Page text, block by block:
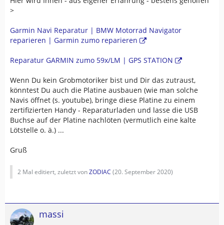
>
Garmin Navi Reparatur | BMW Motorrad Navigator
reparieren | Garmin zumo reparieren
Reparatur GARMIN zumo 59x/LM | GPS STATION
Wenn Du kein Grobmotoriker bist und Dir das zutraust,
könntest Du auch die Platine ausbauen (wie man solche
Navis öffnet (s. youtube), bringe diese Platine zu einem
zertifizierten Handy - Reparaturladen und lasse die USB
Buchse auf der Platine nachlöten (vermutlich eine kalte
Lötstelle o. ä.) ...
Gruß
2 Mal editiert, zuletzt vonZODIAC (20. September 2020)
massi